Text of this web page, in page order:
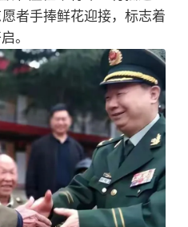
者手捧鲜花迎接，标志着
。